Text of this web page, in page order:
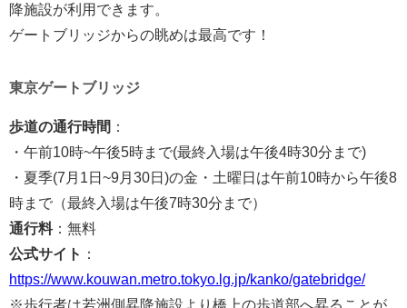
降施設が利用できます。
ゲートブリッジからの眺めは最高です！
東京ゲートブリッジ
歩道の通行時間 ：
・午前10時~午後5時まで(最終入場は午後4時30分まで)
・夏季(7月1日~9月30日)の金・土曜日は午前10時から午後8
時まで（最終入場は午後7時30分まで）
通行料：無料
公式サイト ：
https://www.kouwan.metro.tokyo.lg.jp/kanko/gatebridge/
※歩行者は若洲側昇降施設より橋上の歩道部へ昇ることが